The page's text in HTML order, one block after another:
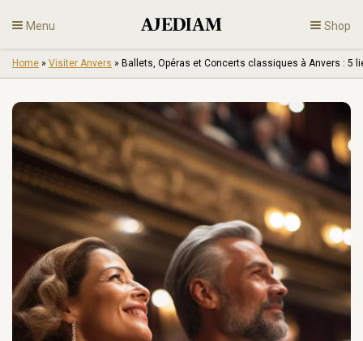
to
content
Menu Shop
Diamants
Bijoux
Fiançailles
Home » Visiter Anvers » Ballets, Opéras et Concerts classiques à Anvers : 5